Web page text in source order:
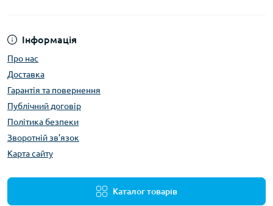
Інформація
Про нас
Доставка
Гарантія та повернення
Публічний договір
Політика безпеки
Зворотній зв’язок
Карта сайту
Каталог товарів